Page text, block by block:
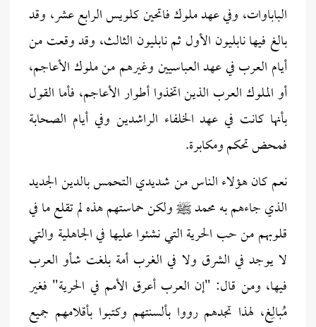
الباباوات، وفي عهد ملوك فاتحين كلويس الرابع عشر، وقد
بالغ فيها نابليون الأول ثم نابليون الثالث، وقد وقعت من
أيام العرب في عهد العباسيين وغيرهم من ملوك الأعاجم،
أو الملوك العرب الذين اتخذوا أطوار الأعاجم، فأما القول
بأنها كانت في عهد الخلفاء الراشدين وفي أيام الصحابة
فمحض تحكم ومكابرة.
نعم كان هؤلاء الناس من شديدي التحمس بالدين الجديد
الذي جاءهم به محمد ﷺ ولكن حماستهم هذه لم تقلع ما في
قلوبهم من حب الحرية التي نشئوا عليها في الجاهلية والتي
لا يوجد في الشرق ولا في الغرب أمة بلغت شأو العرب
فيها، ومن قال: "إن العرب أعرق الأمم في الحرية" فغير
مُبالِغ، لهذا تجدهم رووا بألسنتهم وكتبوا بأقلامهم جميع